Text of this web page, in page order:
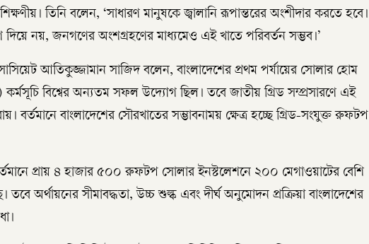
তিনি বলেন, ‘সাধারণ মানুষকে জ্বালানি রূপান্তরের অংশীদার করতে হবে।
নয়, জনগণের অংশগ্রহণের মাধ্যমেও এই খাতে পরিবর্তন সম্ভব।’
আতিকুজ্জামান সাজিদ বলেন, বাংলাদেশের প্রথম পর্যায়ের সোলার হোম
বিশ্বের অন্যতম সফল উদ্যোগ ছিল। তবে জাতীয় গ্রিড সম্প্রসারণে এই
বর্তমানে বাংলাদেশের সৌরখাতের সম্ভাবনাময় ক্ষেত্র হচ্ছে গ্রিড-সংযুক্ত রুফটপ
প্রায় ৪ হাজার ৫০০ রুফটপ সোলার ইনস্টলেশনে ২০০ মেগাওয়াটের বেশি
তবে অর্থায়নের সীমাবদ্ধতা, উচ্চ শুল্ক এবং দীর্ঘ অনুমোদন প্রক্রিয়া বাংলাদেশের